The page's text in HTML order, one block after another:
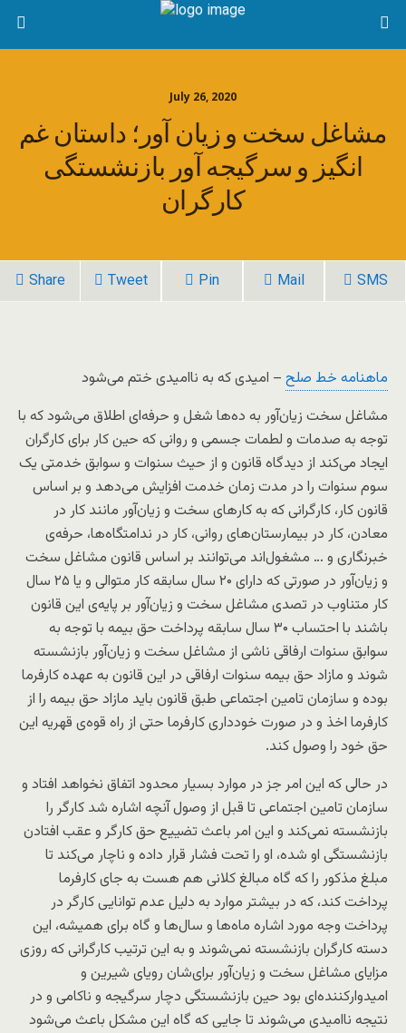
July 26, 2020
مشاغل سخت و زیان آور؛ داستان غم
انگیز و سرگیجه آور بازنشستگی
کارگران
Share Tweet Pin Mail SMS
ماهنامه خط صلح – امیدی که به ناامیدی ختم می‌شود
مشاغل سخت زیان‌آور به ده‌ها شغل و حرفه‌ای اطلاق می‌شود که با
توجه به صدمات و لطمات جسمی و روانی که حین کار برای کارگران
ایجاد می‌کند از دیدگاه قانون و از حیث سنوات و سوابق خدمتی یک
سوم سنوات را در مدت زمان خدمت افزایش می‌دهد و بر اساس
قانون کار، کارگرانی که به کارهای سخت و زیان‌آور مانند کار در
معادن، کار در بیمارستان‌های روانی، کار در ندامتگاه‌ها، حرفه‌ی
خبرنگاری و … مشغول‌اند می‌توانند بر اساس قانون مشاغل سخت
و زیان‌آور در صورتی که دارای ۲۰ سال سابقه کار متوالی و یا ۲۵ سال
کار متناوب در تصدی مشاغل سخت و زیان‌آور بر پایه‌ی این قانون
باشند با احتساب ۳۰ سال سابقه پرداخت حق بیمه با توجه به
سوابق سنوات ارفاقی ناشی از مشاغل سخت و زیان‌آور بازنشسته
شوند و مازاد حق بیمه سنوات ارفاقی در این قانون به عهده کارفرما
بوده و سازمان تامین اجتماعی طبق قانون باید مازاد حق بیمه را از
کارفرما اخذ و در صورت خودداری کارفرما حتی از راه قوه‌ی قهریه این
حق خود را وصول کند.
در حالی که این امر جز در موارد بسیار محدود اتفاق نخواهد افتاد و
سازمان تامین اجتماعی تا قبل از وصول آنچه اشاره شد کارگر را
بازنشسته نمی‌کند و این امر باعث تضییع حق کارگر و عقب افتادن
بازنشستگی او شده، او را تحت فشار قرار داده و ناچار می‌کند تا
مبلغ مذکور را که گاه مبالغ کلانی هم هست به جای کارفرما
پرداخت کند، که در بیشتر موارد به دلیل عدم توانایی کارگر در
پرداخت وجه مورد اشاره ماه‌ها و سال‌ها و گاه برای همیشه، این
دسته کارگران بازنشسته نمی‌شوند و به این ترتیب کارگرانی که روزی
مزایای مشاغل سخت و زیان‌آور برای‌شان رویای شیرین و
امیدوارکننده‌ای بود حین بازنشستگی دچار سرگیجه و ناکامی و در
نتیجه ناامیدی می‌شوند تا جایی که گاه این مشکل باعث می‌شود